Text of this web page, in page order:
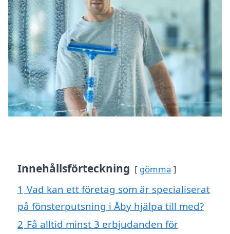
Innehållsförteckning gömma
1 Vad kan ett företag som är specialiserat
på fönsterputsning i Åby hjälpa till med?
2 Få alltid minst 3 erbjudanden för